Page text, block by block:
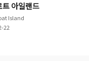
트 아일랜드
Island
22